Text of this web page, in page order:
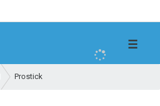
☰
Prostick